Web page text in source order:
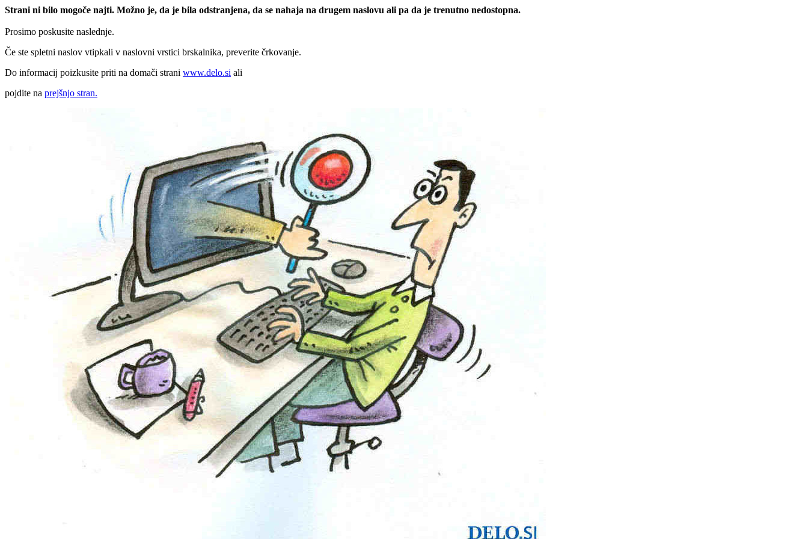
Strani ni bilo mogoče najti. Možno je, da je bila odstranjena, da se nahaja na drugem naslovu ali pa da je trenutno nedostopna.
Prosimo poskusite naslednje.
Če ste spletni naslov vtipkali v naslovni vrstici brskalnika, preverite črkovanje.
Do informacij poizkusite priti na domači strani www.delo.si ali
pojdite na prejšnjo stran.